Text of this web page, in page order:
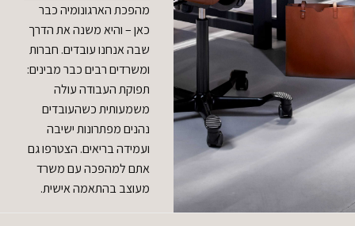
מהפכת הארגונומיה כבר
כאן – והיא משנה את הדרך
שבה אנחנו עובדים. חברות
ומשרדים רבים כבר מבינים:
תפוקת העבודה עולה
משמעותית כשהעובדים
נהנים מפתרונות ישיבה
ועמידה בריאים. הצטרפו גם
אתם למהפכה עם משרד
מעוצב בהתאמה אישית.